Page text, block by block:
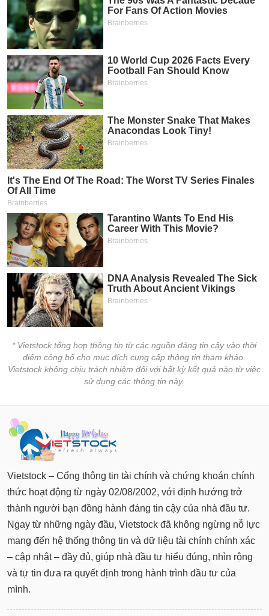
* Vietstock tổng hợp thông tin từ các nguồn đáng tin cậy vào thời
điểm công bố cho mục đích cung cấp thông tin tham khảo.
Vietstock không chịu trách nhiệm đối với bất kỳ kết quả nào từ việc
sử dụng các thông tin này.
Vietstock – Cổng thông tin tài chính và chứng khoán chính
thức hoạt động từ ngày 02/08/2002, với định hướng trở
thành người bạn đồng hành đáng tin cậy của nhà đầu tư.
Ngay từ những ngày đầu, Vietstock đã không ngừng nỗ lực
mang đến hệ thống thông tin và dữ liệu tài chính chính xác
– cập nhật – đầy đủ, giúp nhà đầu tư hiểu đúng, nhìn rộng
và tự tin đưa ra quyết định trong hành trình đầu tư của
mình.